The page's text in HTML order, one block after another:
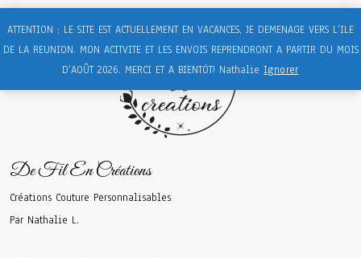
De Fil En Créations
Créations Couture Personnalisables
Par Nathalie L.
ATTENTION : LE SITE EST ACTUELLEMENT EN VACANCES, JE DEMENAGE VERS L’ILE
DE LA REUNION. MON ACITVITE ET LES ENVOIS REPRENDRONT A PARTIR DU MOIS
D’AOÛT 2026. MERCI ET A BIENTÖT! NathalieIgnorer